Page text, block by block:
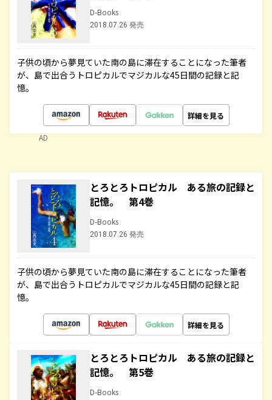
D-Books
2018.07.26 発売
子供の頃から夢見ていた南の島に滞在することになった筆者
が、島で出合うトロピカルでマジカルな45日間の記録と記
憶。
詳細を見る
AD
とろとろトロピカル ある旅の記録と
記憶。 第4巻
D-Books
2018.07.26 発売
子供の頃から夢見ていた南の島に滞在することになった筆者
が、島で出合うトロピカルでマジカルな45日間の記録と記
憶。
詳細を見る
とろとろトロピカル ある旅の記録と
記憶。 第5巻
D-Books